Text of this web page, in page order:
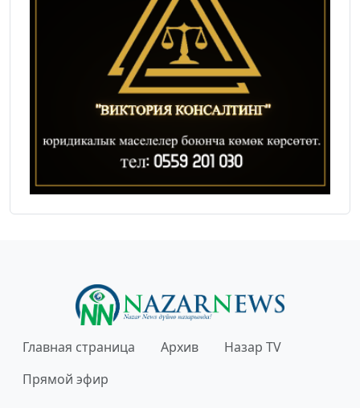
Главная страница Архив
Назар TV
Прямой эфир